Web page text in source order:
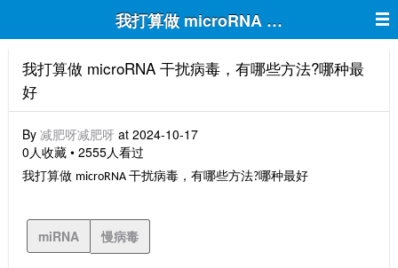
我打算做 microRNA 干扰病毒，有哪
我打算做 microRNA 干扰病毒，有哪些方法?哪种最
好
By 减肥呀减肥呀 at 2024-10-17
0人收藏 • 2555人看过
我打算做 microRNA 干扰病毒，有哪些方法?哪种最好
miRNA 慢病毒